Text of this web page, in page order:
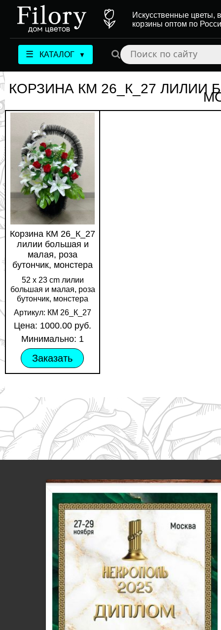
Искусственные цветы,
корзины оптом по
☰ КАТАЛОГ ▼
КОРЗИНА КМ 26_К_27
Корзина КМ 26_К_27
лилии большая и
малая, роза
бутончик, монстера
52 х 23 cm лилии
большая и малая, роза
бутончик, монстера
Артикул: КМ 26_К_27
Цена: 1000.00 руб.
Минимально: 1
Заказать